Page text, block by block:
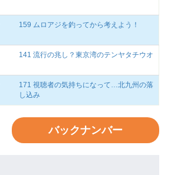
159 ムロアジを釣ってから考えよう！
141 流行の兆し？東京湾のテンヤタチウオ
171 視聴者の気持ちになって…北九州の落
し込み
バックナンバー